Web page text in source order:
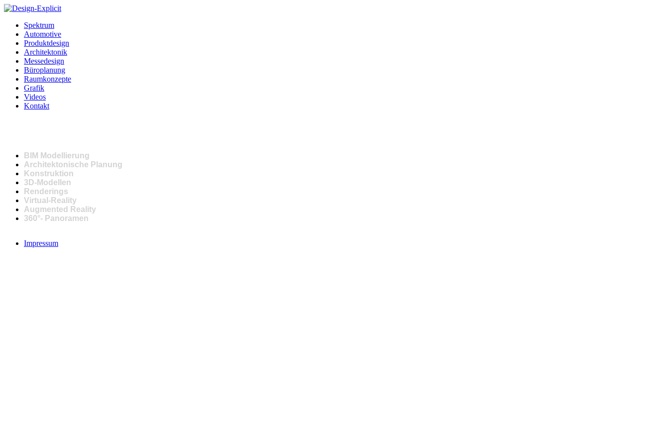
Direkt zum Inhalt
Hauptmenü
Spektrum
Automotive
Produktdesign
Architektonik
Messedesign
Büroplanung
Raumkonzepte
Grafik
Videos
Kontakt
BIM Modellierung
Architektonische Planung
Konstruktion
3D-Modellen
Renderings
Virtual-Reality
Augmented Reality
360°- Panoramen
Impressum